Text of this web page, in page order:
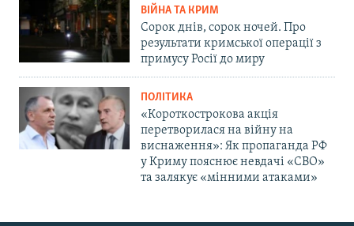
ВІЙНА ТА КРИМ
Сорок днів, сорок ночей. Про
результати кримської операції з
примусу Росії до миру
ПОЛІТИКА
«Короткострокова акція
перетворилася на війну на
виснаження»: Як пропаганда РФ
у Криму пояснює невдачі «СВО»
та залякує «мінними атаками»